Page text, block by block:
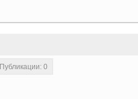
Публикации: 0